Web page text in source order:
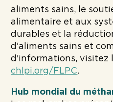
aliments sains, le
alimentaire et aux
durables et la
d'aliments sains et
d'informations, visitez
chlpi.org/FLPC.
Hub mondial du